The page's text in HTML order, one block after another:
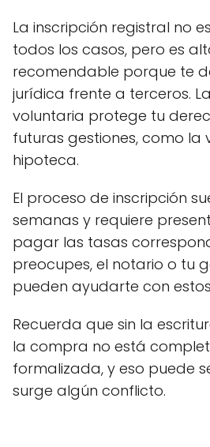
La inscripción registral no
todos los casos, pero es
recomendable porque te
jurídica frente a terceros.
voluntaria protege tu
futuras gestiones, como la
hipoteca.
El proceso de inscripción
semanas y requiere
pagar las tasas
preocupes, el notario o tu
pueden ayudarte con
Recuerda que sin la
la compra no está
formalizada, y eso puede
surge algún conflicto.